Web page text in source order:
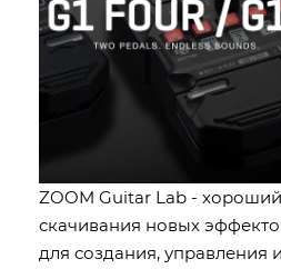
ZOOM Guitar Lab -
скачивания новых
для создания, управления